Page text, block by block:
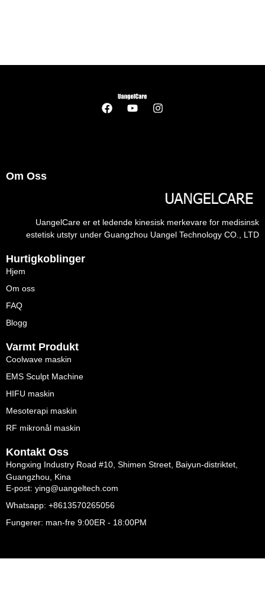
Om Oss
UangelCare er et ledende kinesisk merkevare for medisinsk
estetisk utstyr under Guangzhou Uangel Technology CO., LTD
Hurtigkoblinger
Hjem
Om oss
FAQ
Blogg
Varmt Produkt
Coolwave maskin
EMS Sculpt Machine
HIFU maskin
Mesoterapi maskin
RF mikronål maskin
Kontakt Oss
Hongxing Industry Road #10, Shimen Street, Baiyun-distriktet,
Guangzhou, Kina
E-post: ying@uangeltech.com
Whatsapp: +8613570265056
Fungerer: man-fre 9:00ER - 18:00PM